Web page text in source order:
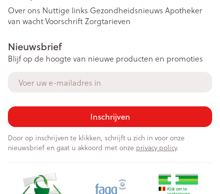
Over ons Nuttige links Gezondheidsnieuws Apotheker
van wachtVoorschriftZorgtarieven
Nieuwsbrief
Blijf op de hoogte van nieuwe producten en promoties
Inschrijven
Door op inschrijven te klikken, schrijft u zich in voor onze
nieuwsbrief en gaat u akkoord met onze privacy policy.